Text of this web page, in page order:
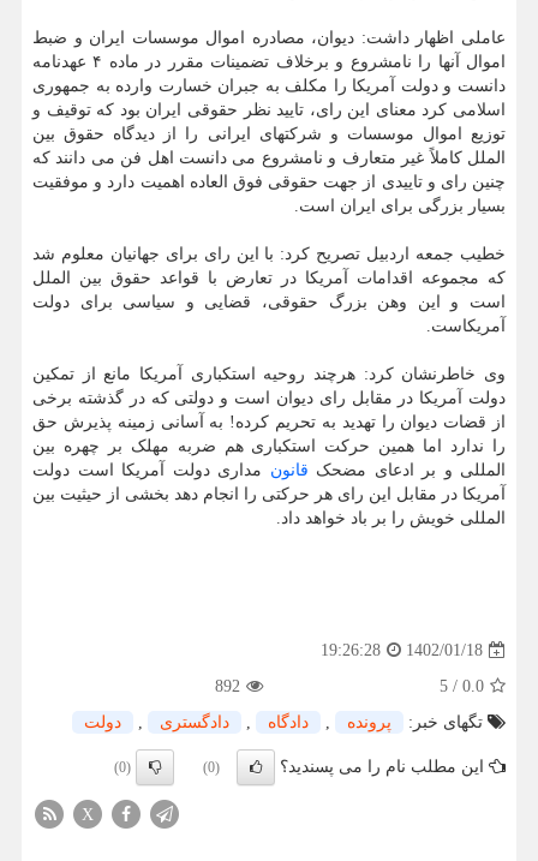
عاملی اظهار داشت: دیوان، مصادره اموال موسسات ایران و ضبط
اموال آنها را نامشروع و برخلاف تضمینات مقرر در ماده ۴ عهدنامه
دانست و دولت آمریکا را مکلف به جبران خسارت وارده به جمهوری
اسلامی کرد معنای این رای، تایید نظر حقوقی ایران بود که توقیف و
توزیع اموال موسسات و شرکتهای ایرانی را از دیدگاه حقوق بین
الملل کاملاً غیر متعارف و نامشروع می دانست اهل فن می دانند که
چنین رای و تاییدی از جهت حقوقی فوق العاده اهمیت دارد و موفقیت
بسیار بزرگی برای ایران است.
خطیب جمعه اردبیل تصریح کرد: با این رای برای جهانیان معلوم شد
که مجموعه اقدامات آمریکا در تعارض با قواعد حقوق بین الملل
است و این وهن بزرگ حقوقی، قضایی و سیاسی برای دولت
آمریکاست.
وی خاطرنشان کرد: هرچند روحیه استکباری آمریکا مانع از تمکین
دولت آمریکا در مقابل رای دیوان است و دولتی که در گذشته برخی
از قضات دیوان را تهدید به تحریم کرده! به آسانی زمینه پذیرش حق
را ندارد اما همین حرکت استکباری هم ضربه مهلک بر چهره بین
المللی و بر ادعای مضحک قانون مداری دولت آمریکا است دولت
آمریکا در مقابل این رای هر حرکتی را انجام دهد بخشی از حیثیت بین
المللی خویش را بر باد خواهد داد.
1402/01/18
19:26:28
0.0
/
5
892
تگهای خبر:
پرونده , دادگاه , دادگستری , دولت
این مطلب نام را می پسندید؟ (0)
(0)
X